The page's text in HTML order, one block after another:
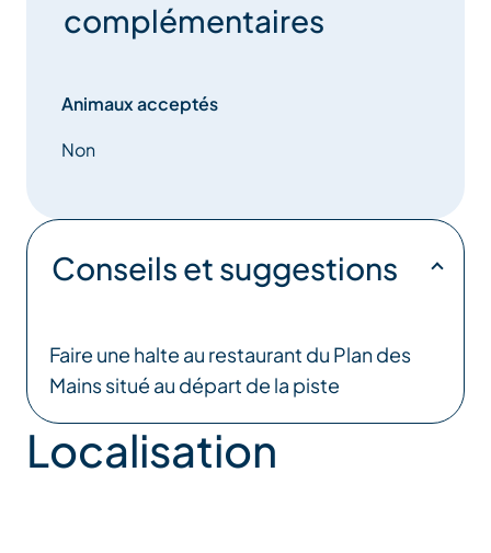
complémentaires
Animaux acceptés
Non
Conseils et suggestions
Faire une halte au restaurant du Plan des
Mains situé au départ de la piste
Localisation